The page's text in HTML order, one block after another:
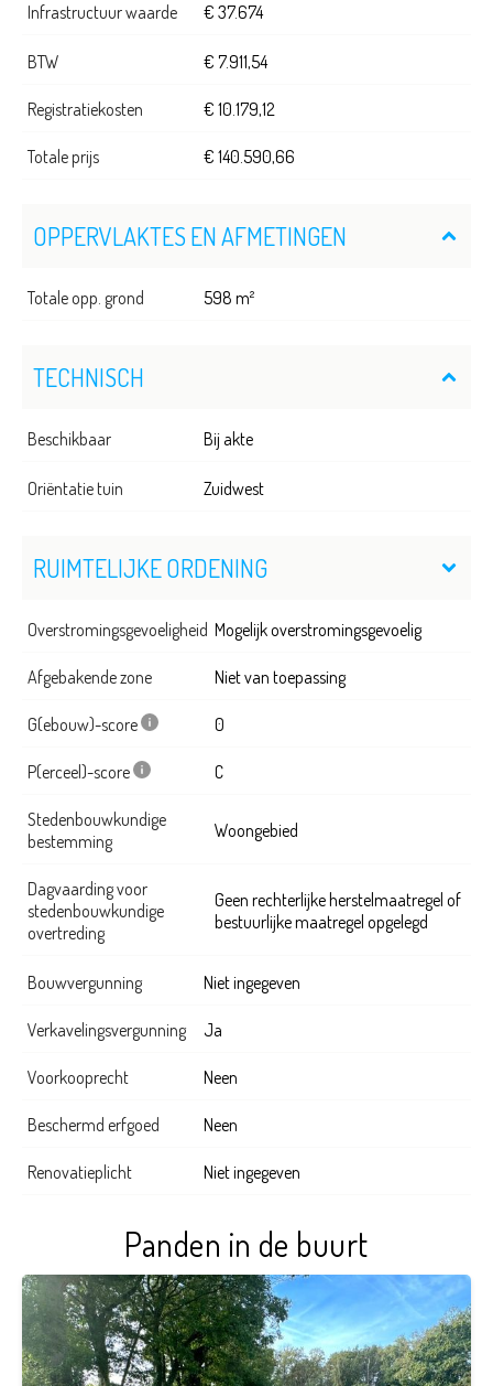
Infrastructuur waarde € 37.674
BTW € 7.911,54
Registratiekosten € 10.179,12
Totale prijs € 140.590,66
OPPERVLAKTES EN AFMETINGEN
Totale opp. grond 598 m²
TECHNISCH
Beschikbaar Bij akte
Oriëntatie tuin Zuidwest
RUIMTELIJKE ORDENING
Overstromingsgevoeligheid Mogelijk overstromingsgevoelig
Afgebakende zone Niet van toepassing
G(ebouw)-score 0
P(erceel)-score C
Stedenbouwkundige
bestemming
Woongebied
Dagvaarding voor
stedenbouwkundige
overtreding
Geen rechterlijke herstelmaatregel of
bestuurlijke maatregel opgelegd
Bouwvergunning Niet ingegeven
Verkavelingsvergunning Ja
Voorkooprecht Neen
Beschermd erfgoed Neen
Renovatieplicht Niet ingegeven
Panden in de buurt